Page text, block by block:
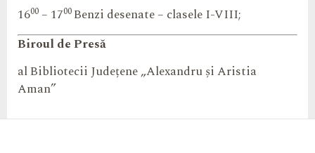
1600 – 1700 Benzi desenate – clasele I-VIII;
Biroul de Presă
alBibliotecii Județene „Alexandru și Aristia
Aman”